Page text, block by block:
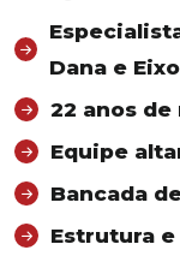
Dana e
22 anos
Equipe
Bancada
Estrutura